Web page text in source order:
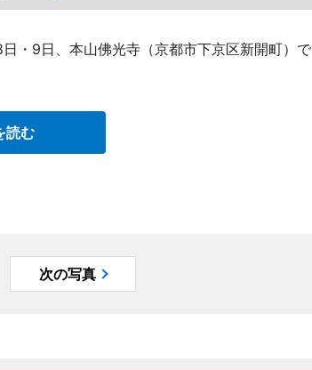
・9日、本山佛光寺（京都市下京区新開町）で
読む
次の写真